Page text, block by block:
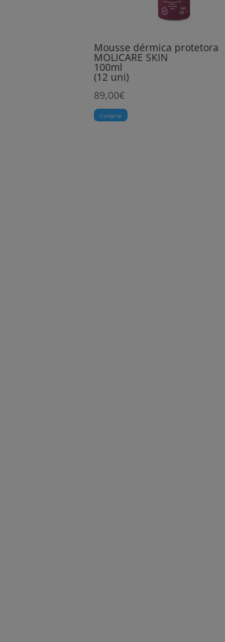
Mousse dérmica protetora
MOLICARE SKIN
100ml
(12 uni)
89,00€
Comprar